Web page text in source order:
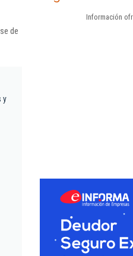
Información
de
y